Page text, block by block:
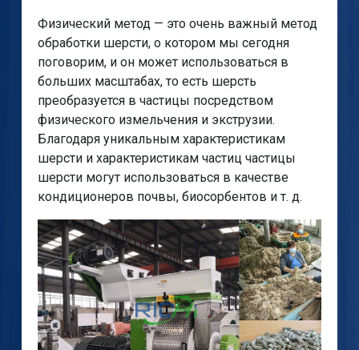
Физический метод — это очень важный метод
обработки шерсти, о котором мы сегодня
поговорим, и он может использоваться в
больших масштабах, то есть шерсть
преобразуется в частицы посредством
физического измельчения и экструзии.
Благодаря уникальным характеристикам
шерсти и характеристикам частиц частицы
шерсти могут использоваться в качестве
кондиционеров почвы, биосорбентов и т. д.